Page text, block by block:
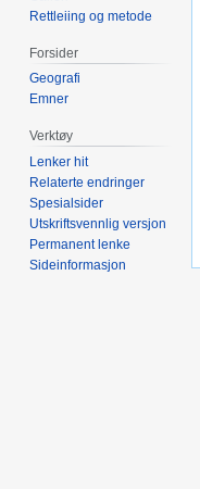
Rettleiing og metode
Forsider
Geografi
Emner
Verktøy
Lenker hit
Relaterte endringer
Spesialsider
Utskriftsvennlig versjon
Permanent lenke
Sideinformasjon